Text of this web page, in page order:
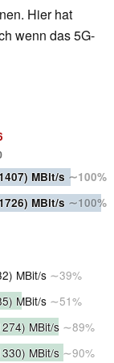
Hier hat
wenn das 5G-
MBit/s ∼100%
MBit/s ∼100%
MBit/s ∼39%
MBit/s ∼51%
MBit/s ∼89%
MBit/s ∼90%